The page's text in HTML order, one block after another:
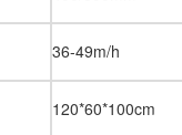
36-49m/h
120*60*100cm